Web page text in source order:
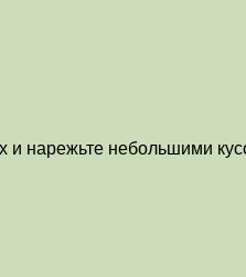
нарежьте небольшими